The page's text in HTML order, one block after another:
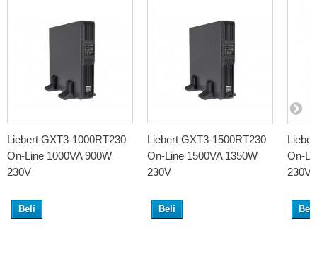
Liebert GXT3-1000RT230
On-Line 1000VA 900W
230V
Beli
Liebert GXT3-1500RT230
On-Line 1500VA 1350W
230V
Beli
On-
230V
Beli